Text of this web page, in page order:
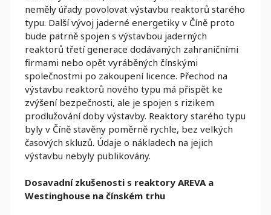
neměly úřady povolovat výstavbu reaktorů starého
typu. Další vývoj jaderné energetiky v Číně proto
bude patrně spojen s výstavbou jaderných
reaktorů třetí generace dodávaných zahraničními
firmami nebo opět vyráběných čínskými
společnostmi po zakoupení licence. Přechod na
výstavbu reaktorů nového typu má přispět ke
zvýšení bezpečnosti, ale je spojen s rizikem
prodlužování doby výstavby. Reaktory starého typu
byly v Číně stavěny poměrně rychle, bez velkých
časových skluzů. Údaje o nákladech na jejich
výstavbu nebyly publikovány.
Dosavadní zkušenosti s reaktory AREVA a
Westinghouse na čínském trhu